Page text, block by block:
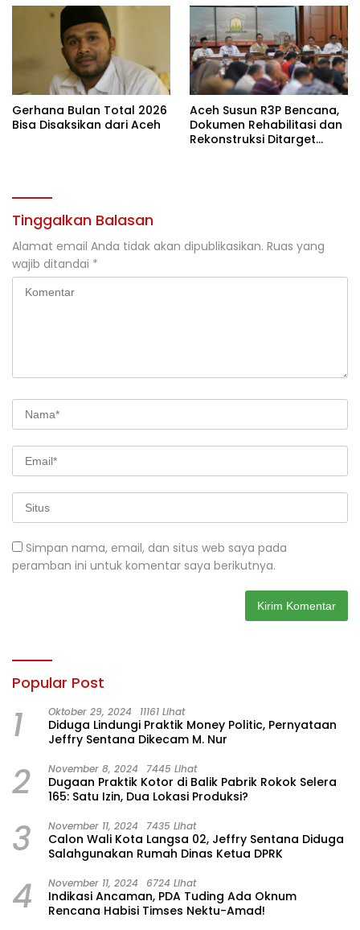
Gerhana Bulan Total 2026
Bisa Disaksikan dari Aceh
Aceh Susun R3P Bencana,
Dokumen Rehabilitasi dan
Rekonstruksi Ditarget
Tinggalkan Balasan
Alamat email Anda tidak akan dipublikasikan. Ruas yang
wajib ditandai *
Simpan nama, email, dan situs web saya pada
peramban ini untuk komentar saya berikutnya.
Popular Post
1 Oktober 29, 2024 11161 Lihat
Diduga Lindungi Praktik Money Politic, Pernyataan
Jeffry Sentana Dikecam M. Nur
2 November 8, 2024 7445 Lihat
Dugaan Praktik Kotor di Balik Pabrik Rokok Selera
165: Satu Izin, Dua Lokasi Produksi?
3 November 11, 2024 7435 Lihat
Calon Wali Kota Langsa 02, Jeffry Sentana Diduga
Salahgunakan Rumah Dinas Ketua DPRK
4 November 11, 2024 6724 Lihat
Indikasi Ancaman, PDA Tuding Ada Oknum
Rencana Habisi Timses Nektu-Amad!